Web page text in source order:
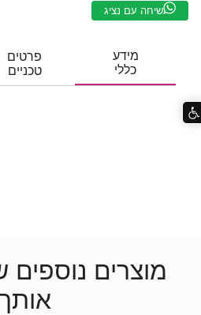
שיחה עם נציג
מידע
כללי
פרטים
טכניים
מוצרים נוספים